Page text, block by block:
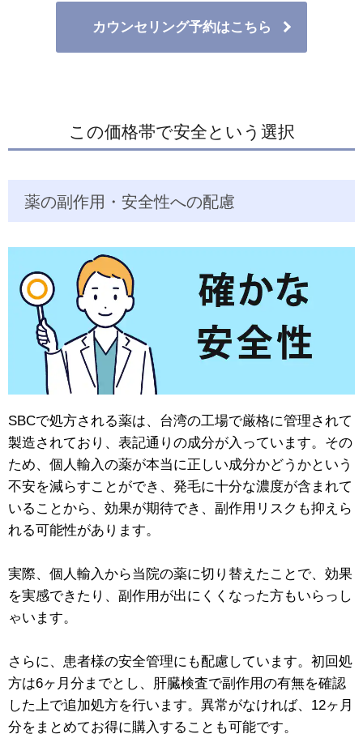
カウンセリング予約はこちら
この価格帯で安全という選択
薬の副作用・安全性への配慮
SBCで処方される薬は、台湾の工場で厳格に管理されて
製造されており、表記通りの成分が入っています。その
ため、個人輸入の薬が本当に正しい成分かどうかという
不安を減らすことができ、発毛に十分な濃度が含まれて
いることから、効果が期待でき、副作用リスクも抑えら
れる可能性があります。
実際、個人輸入から当院の薬に切り替えたことで、効果
を実感できたり、副作用が出にくくなった方もいらっし
ゃいます。
さらに、患者様の安全管理にも配慮しています。初回処
方は6ヶ月分までとし、肝臓検査で副作用の有無を確認
した上で追加処方を行います。異常がなければ、12ヶ月
分をまとめてお得に購入することも可能です。